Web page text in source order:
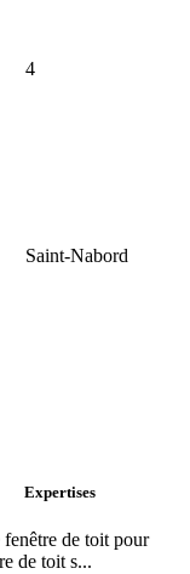
4
Saint-Nabord
Expertises
de toit pour
de toit s...